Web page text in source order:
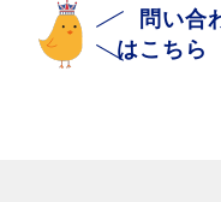
問い合
はこちら